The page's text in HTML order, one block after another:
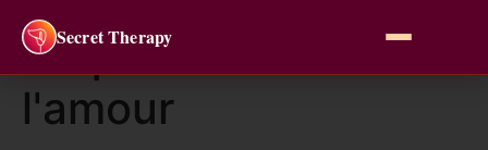
Secret Therapy
Étiquette :
l'amour